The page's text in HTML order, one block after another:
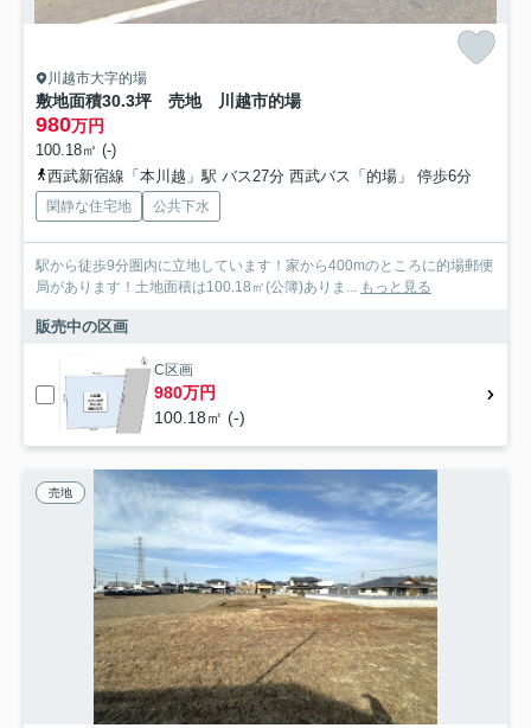
川越市大字的場
敷地面積30.3坪 売地 川越市的場
980万円
100.18㎡ (-)
西武新宿線「本川越」駅 バス27分 西武バス「的場」 停歩6分
閑静な住宅地 公共下水
駅から徒歩9分圏内に立地しています！家から400mのところに的場郵便
局があります！土地面積は100.18㎡(公簿)ありま... もっと見る
販売中の区画
C区画
980万円
100.18㎡ (-)
売地